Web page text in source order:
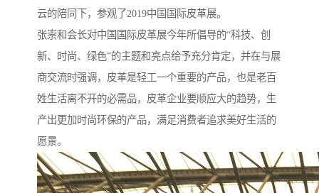
云的陪同下，参观了2019中国国际皮革展。
张崇和会长对中国国际皮革展今年所倡导的“科技、创
新、时尚、绿色”的主题和亮点给予充分肯定，并在与展
商交流时强调，皮革是轻工一个重要的产品，也是老百
姓生活离不开的必需品，皮革企业要顺应大的趋势，生
产出更加时尚环保的产品，满足消费者追求美好生活的
愿景。